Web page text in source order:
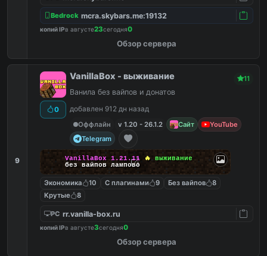
Bedrock mcra.skybars.me:19132
копий IPв августе23сегодня0
Обзор сервера
9
0
VanillaBox - выживание 11
Ванила без вайпов и донатов
добавлен 912 дн назад
Оффлайн
v 1.20 - 26.1.2 Сайт
YouTube
Telegram
VanillaBox 1.21.11 🔥 выживание
без вайпов лампово
Экономика 10 С плагинами 9 Без вайпов
8
Крутые
8
PC rr.vanilla-box.ru
копий IPв августе3сегодня0
Обзор сервера